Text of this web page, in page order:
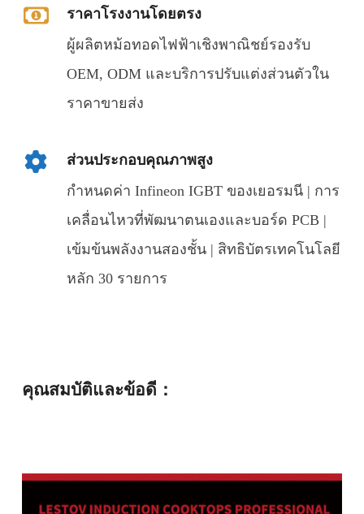
ราคาโรงงานโดยตรง
ผู้ผลิตหม้อทอดไฟฟ้าเชิงพาณิชย์รองรับ
OEM, ODM และบริการปรับแต่งส่วนตัวใน
ราคาขายส่ง
ส่วนประกอบคุณภาพสูง
กำหนดค่า Infineon IGBT ของเยอรมนี | การ
เคลื่อนไหวที่พัฒนาตนเองและบอร์ด PCB |
เข้มข้นพลังงานสองชั้น | สิทธิบัตรเทคโนโลยี
หลัก 30 รายการ
คุณสมบัติและข้อดี：